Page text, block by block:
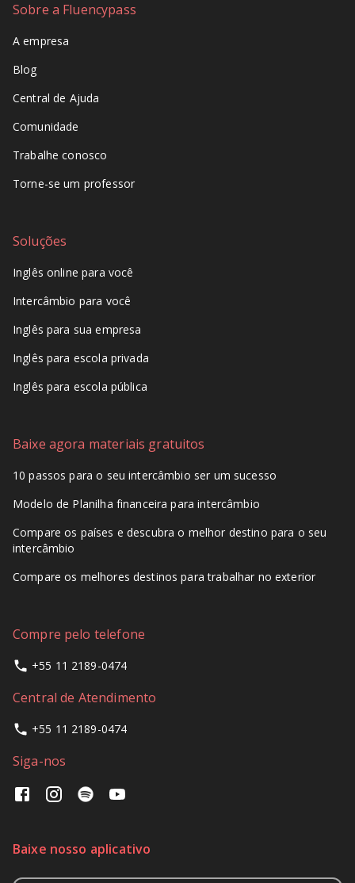
Sobre a Fluencypass
A empresa
Blog
Central de Ajuda
Comunidade
Trabalhe conosco
Torne-se um professor
Soluções
Inglês online para você
Intercâmbio para você
Inglês para sua empresa
Inglês para escola privada
Inglês para escola pública
Baixe agora materiais gratuitos
10 passos para o seu intercâmbio ser um sucesso
Modelo de Planilha financeira para intercâmbio
Compare os países e descubra o melhor destino para o seu
intercâmbio
Compare os melhores destinos para trabalhar no exterior
Compre pelo telefone
+55 11 2189-0474
Central de Atendimento
+55 11 2189-0474
Siga-nos
Baixe nosso aplicativo